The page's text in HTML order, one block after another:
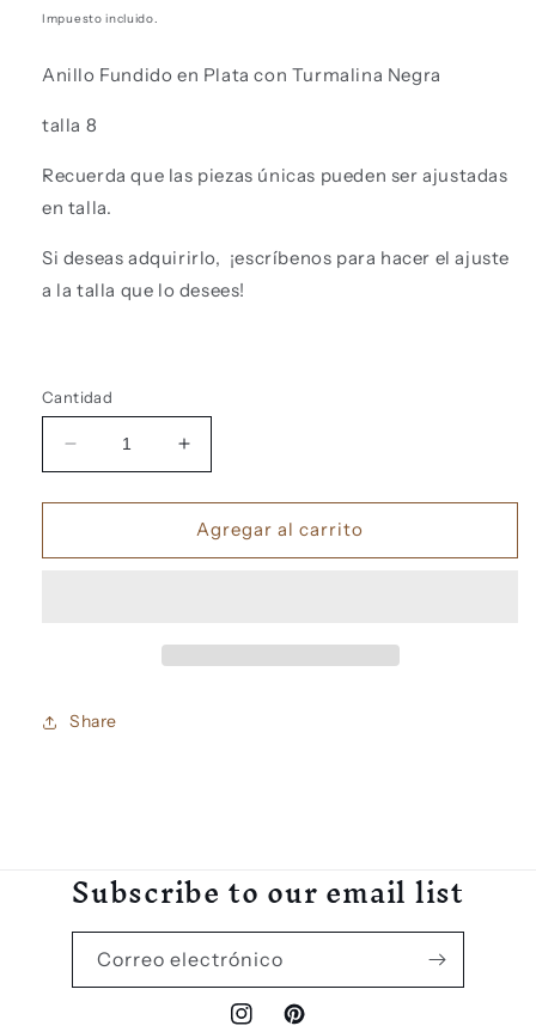
habitual
Impuesto incluido.
Anillo Fundido en Plata con Turmalina Negra
talla 8
Recuerda que las piezas únicas pueden ser ajustadas
en talla.
Si deseas adquirirlo, ¡escríbenos para hacer el ajuste
a la talla que lo desees!
Cantidad
Reducir
cantidad
para
Turmalina
Aumentar
cantidad
para
Anillo
Turmalina
Agregar al carrito
Share
Subscribe to our email list
Correo electrónico
InstagramPinterest